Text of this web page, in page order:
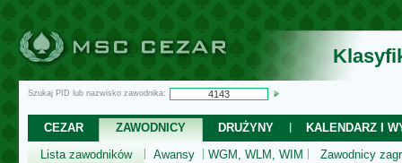
Szukaj PID lub nazwisko zawodnika:
CEZAR ZAWODNICY DRUŻYNY
KALENDARZ I
Lista zawodników
Awansy WGM, WLM, WIM Zawodnicy